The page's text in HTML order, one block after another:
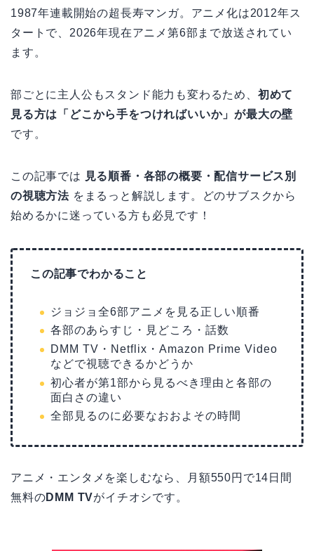
1987年連載開始の超長寿マンガ。アニメ化は2012年ス
タートで、2026年現在アニメ第6部まで放送されてい
ます。
部ごとに主人公もスタンド能力も変わるため、 初めて
見る方は「どこから手をつければいいか」が最大の壁
です。
この記事では 見る順番・各部の概要・配信サービス別
の視聴方法 をまるっと解説します。どのサブスクから
始めるかに迷っている方も必見です！
この記事でわかること
ジョジョ全6部アニメを見る正しい順番
各部のあらすじ・見どころ・話数
DMM TV・Netflix・Amazon Prime Video
などで視聴できるかどうか
初心者が第1部から見るべき理由と各部の
面白さの違い
全部見るのに必要なおおよその時間
アニメ・エンタメを楽しむなら、月額550円で14日間
無料のDMM TVがイチオシです。